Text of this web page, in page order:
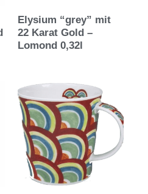
Elysium “grey” mit
22 Karat Gold –
Lomond 0,32l